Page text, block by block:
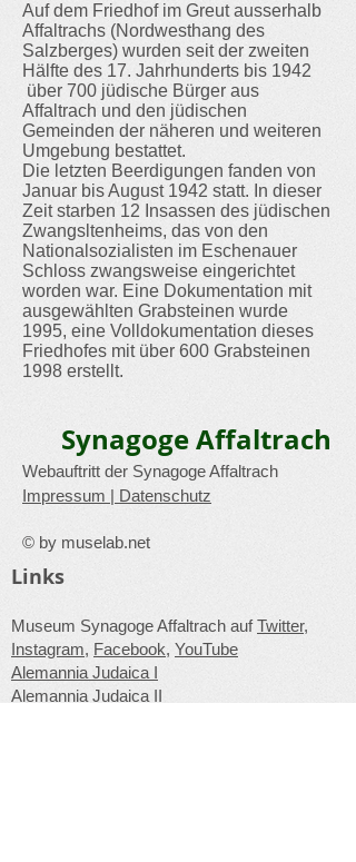
Auf dem Friedhof im Greut ausserhalb
Affaltrachs (Nordwesthang des
Salzberges) wurden seit der zweiten
Hälfte des 17. Jahrhunderts bis 1942
über 700 jüdische Bürger aus
Affaltrach und den jüdischen
Gemeinden der näheren und weiteren
Umgebung bestattet.
Die letzten Beerdigungen fanden von
Januar bis August 1942 statt. In dieser
Zeit starben 12 Insassen des jüdischen
Zwangsltenheims, das von den
Nationalsozialisten im Eschenauer
Schloss zwangsweise eingerichtet
worden war. Eine Dokumentation mit
ausgewählten Grabsteinen wurde
1995, eine Volldokumentation dieses
Friedhofes mit über 600 Grabsteinen
1998 erstellt.
Synagoge Affaltrach
Webauftritt der Synagoge Affaltrach
Impressum | Datenschutz
© by muselab.net
Links
Museum Synagoge Affaltrach aufTwitter,
Instagram, Facebook, YouTube
Alemannia Judaica I
Alemannia Judaica II